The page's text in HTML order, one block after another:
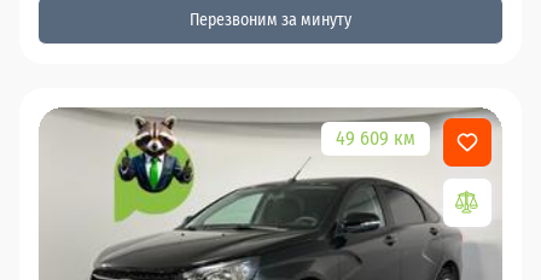
Перезвоним за минуту
49 609 км